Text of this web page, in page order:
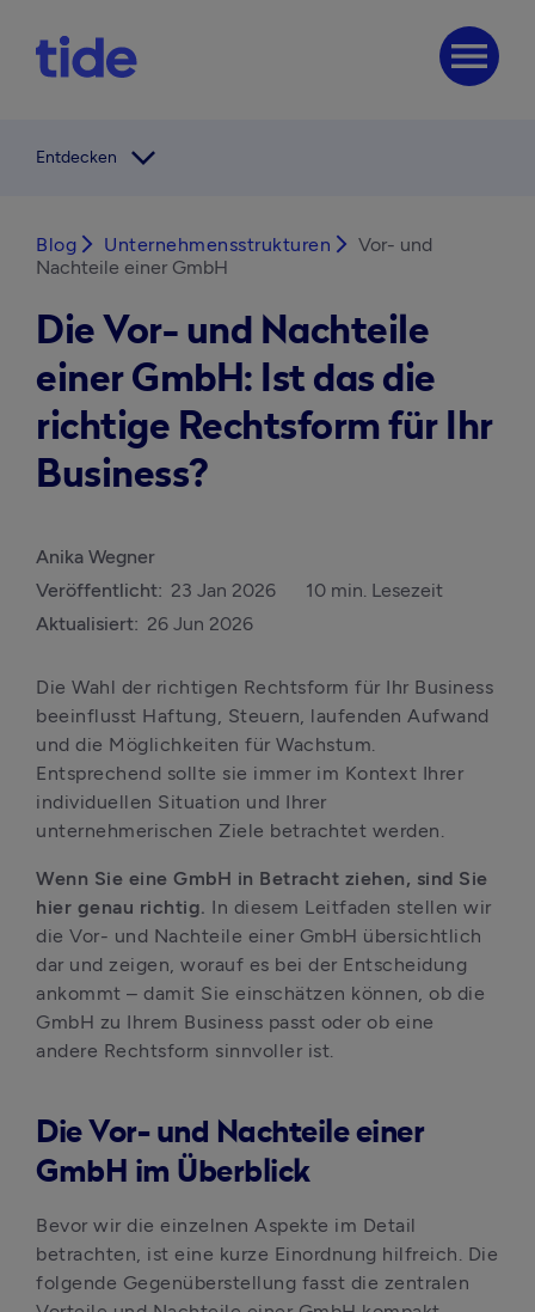
menu
Entdecken arrow_forward_ios
Blog arrow_forward_ios Unternehmensstrukturen arrow_forward_ios Vor- und
Nachteile einer GmbH
Die Vor- und Nachteile
einer GmbH: Ist das die
richtige Rechtsform für Ihr
Business?
Anika Wegner
Veröffentlicht: 23 Jan 2026
10 min. Lesezeit
Aktualisiert: 26 Jun 2026
Die Wahl der richtigen Rechtsform für Ihr Business
beeinflusst Haftung, Steuern, laufenden Aufwand
und die Möglichkeiten für Wachstum.
Entsprechend sollte sie immer im Kontext Ihrer
individuellen Situation und Ihrer
unternehmerischen Ziele betrachtet werden.
Wenn Sie eine GmbH in Betracht ziehen, sind Sie
hier genau richtig. In diesem Leitfaden stellen wir
die Vor- und Nachteile einer GmbH übersichtlich
dar und zeigen, worauf es bei der Entscheidung
ankommt – damit Sie einschätzen können, ob die
GmbH zu Ihrem Business passt oder ob eine
andere Rechtsform sinnvoller ist.
Die Vor- und Nachteile einer
GmbH im Überblick
Bevor wir die einzelnen Aspekte im Detail
betrachten, ist eine kurze Einordnung hilfreich. Die
folgende Gegenüberstellung fasst die zentralen